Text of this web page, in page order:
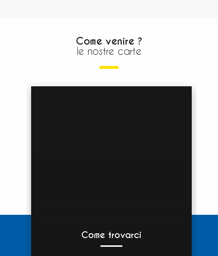
Come venire ?
le nostre carte
Come trovarci